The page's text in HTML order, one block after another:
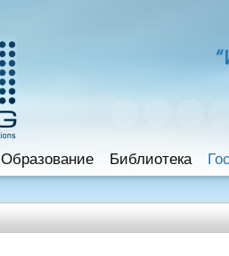
Образование Библиотека